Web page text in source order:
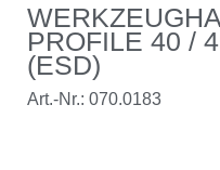
PROFILE 40 /
(ESD)
Art.-Nr.: 070.0183